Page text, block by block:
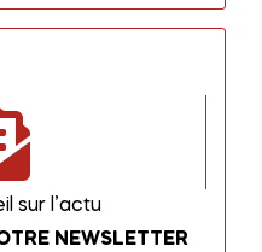
sur l’actu
NEWSLETTER